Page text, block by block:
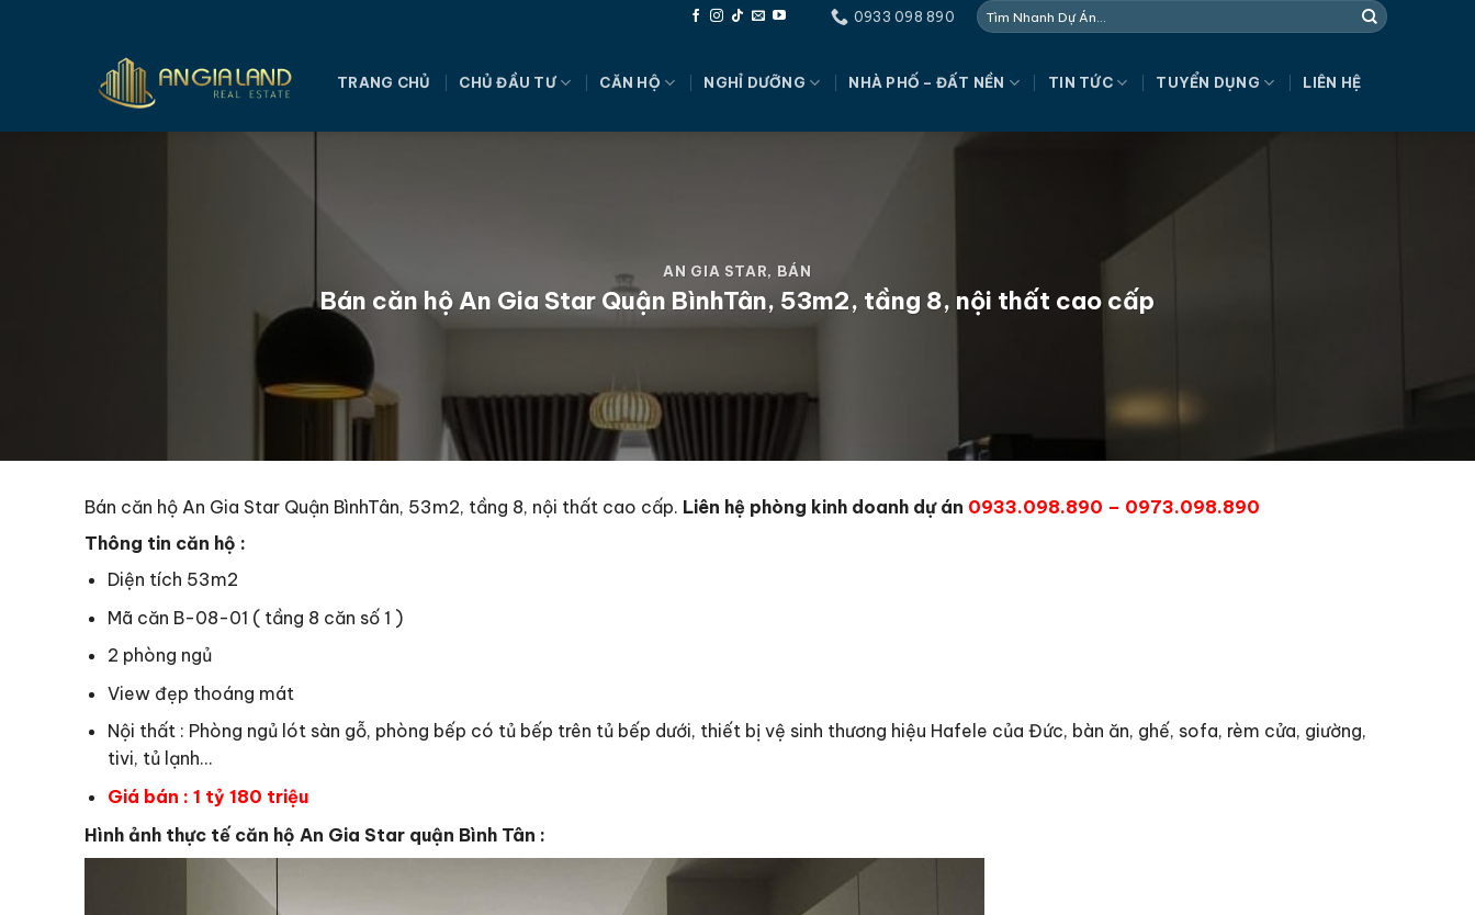
0933 098 890
TRANG CHỦ CHỦ ĐẦU TƯ CĂN HỘ NGHỈ DƯỠNG NHÀ PHỐ – ĐẤT NỀN TIN TỨC TUYỂN DỤNG LIÊN HỆ
AN GIA STAR, BÁN
Bán căn hộ An Gia Star Quận BìnhTân, 53m2, tầng 8, nội thất cao cấp
Bán căn hộ An Gia Star Quận BìnhTân, 53m2, tầng 8, nội thất cao cấp. Liên hệ phòng kinh doanh dự án 0933.098.890 – 0973.098.890
Thông tin căn hộ :
Diện tích 53m2
Mã căn B-08-01 ( tầng 8 căn số 1 )
2 phòng ngủ
View đẹp thoáng mát
Nội thất : Phòng ngủ lót sàn gỗ, phòng bếp có tủ bếp trên tủ bếp dưới, thiết bị vệ sinh thương hiệu Hafele của Đức, bàn ăn, ghế, sofa, rèm cửa, giường,
tivi, tủ lạnh…
Giá bán : 1 tỷ 180 triệu
Hình ảnh thực tế căn hộ An Gia Star quận Bình Tân :